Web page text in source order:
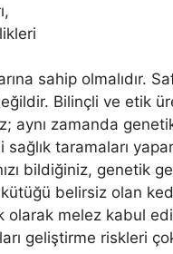
sahip olmalıdır.
Bilinçli ve etik
aynı zamanda
taramaları
bildiğiniz, genetik
belirsiz olan
olarak melez kabul
geliştirme riskleri